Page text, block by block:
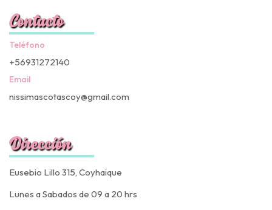
Contacto
Teléfono
+56931272140
Email
nissimascotascoy@gmail.com
Dirección
Eusebio Lillo 315, Coyhaique
Lunes a Sabados de 09 a 20 hrs